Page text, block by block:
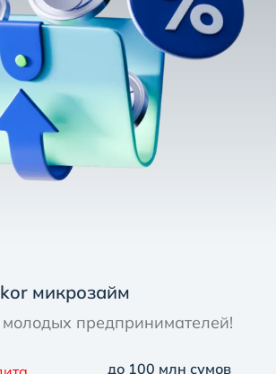
микрозайм
предпринимателей!
до 100 млн сумов